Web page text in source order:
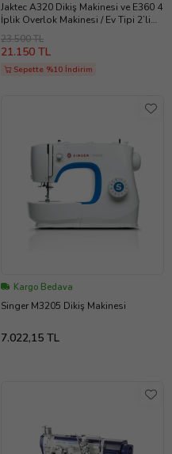
Jaktec A320 Dikiş Makinesi ve E360 4
İplik Overlok Makinesi / Ev Tipi 2’li
Makine Seti
23.500 TL
21.150 TL
Sepette %10 İndirim
Kargo Bedava
Singer M3205 Dikiş Makinesi
7.022,15 TL